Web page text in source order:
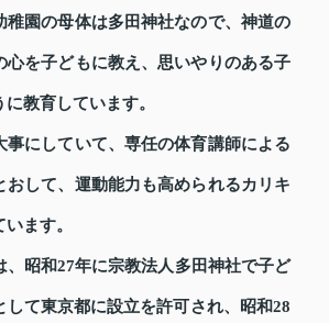
稚園の母体は多田神社なので、神道の
心を子どもに教え、思いやりのある子
教育しています。
事にしていて、専任の体育講師による
おして、運動能力も高められるカリキ
ます。
、昭和27年に宗教法人多田神社で子ど
して東京都に設立を許可され、昭和28